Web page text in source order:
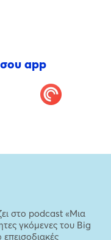
app
στο podcast «Μια
γκόμενες του Big